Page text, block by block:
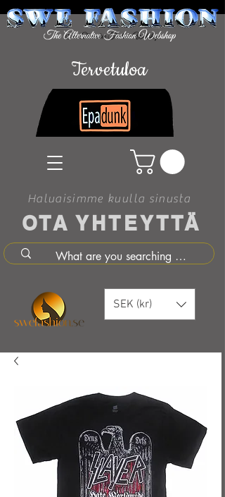
OTA YHTEYTTÄ
Haluaisimme kuulla sinusta
Tervetuloa
SEK (kr)